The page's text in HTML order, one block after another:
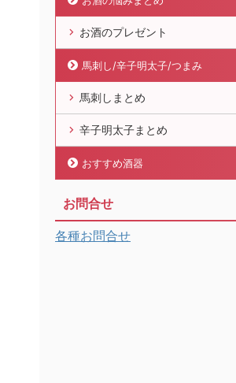
お酒のプレゼント
馬刺し/辛子明太子/つまみ
馬刺しまとめ
辛子明太子まとめ
おすすめ酒器
お問合せ
各種お問合せ